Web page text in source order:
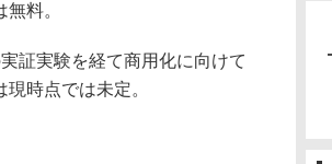
料。
証実験を経て商用化に向けて
時点では未定。